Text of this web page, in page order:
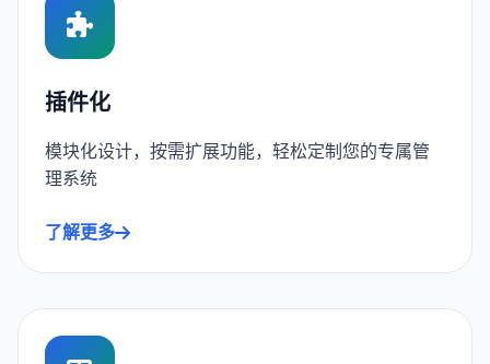
插件化
模块化设计，按需扩展功能，轻松定制您的专属管
理系统
了解更多